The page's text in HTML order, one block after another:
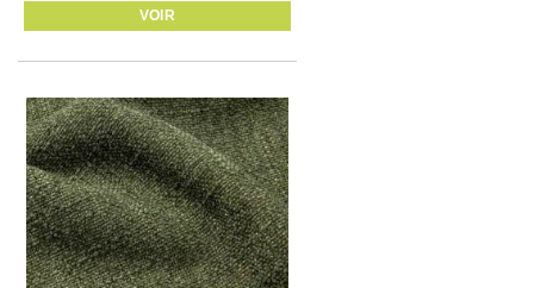
VOIR